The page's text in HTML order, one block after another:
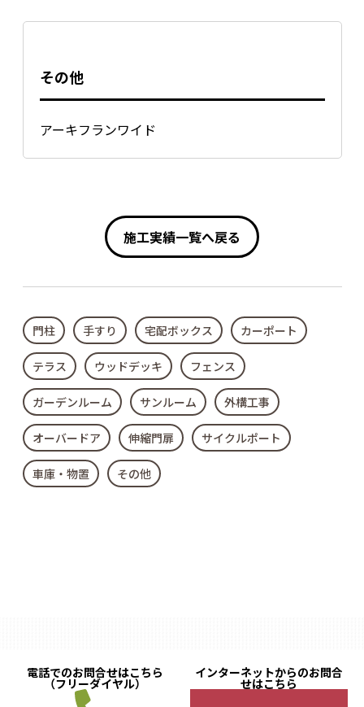
その他
アーキフランワイド
施工実績一覧へ戻る
門柱 手すり 宅配ボックス カーポート
テラス ウッドデッキ フェンス
ガーデンルーム サンルーム 外構工事
オーバードア 伸縮門扉 サイクルポート
車庫・物置 その他
電話でのお問合せはこちら
（フリーダイヤル）
インターネットからのお問合
せはこちら